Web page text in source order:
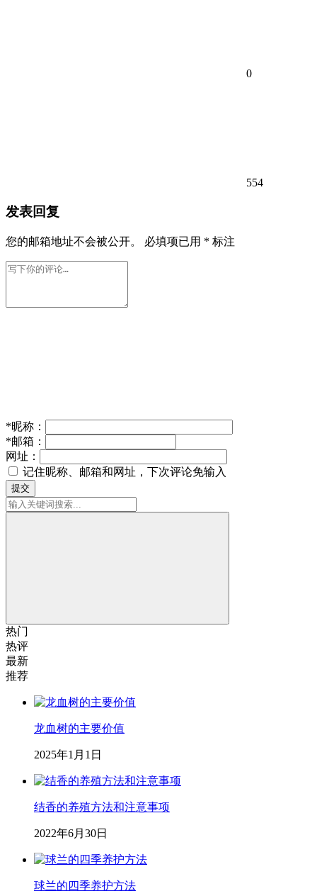
0
554
发表回复
您的邮箱地址不会被公开。 必填项已用 * 标注
*昵称：
*邮箱：
网址：
记住昵称、邮箱和网址，下次评论免输入
提交
热门
热评
最新
推荐
龙血树的主要价值
2025年1月1日
结香的养殖方法和注意事项
2022年6月30日
球兰的四季养护方法